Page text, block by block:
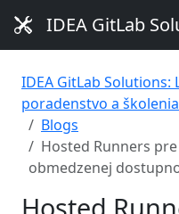
IDEA GitLab
IDEA GitLab
poradenstvo a školenia
Blogs
Hosted Runners
obmedzenej